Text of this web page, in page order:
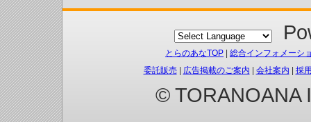
とらのあなTOP
総合インフォメーシ
委託販売| 広告掲載のご案内 会社案内 採
© TORANOANA